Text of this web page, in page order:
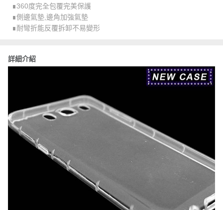
∎360度完全包覆完美保護
∎側邊氣墊,邊角加強氣墊
∎耐彎折能反覆拆卸不易變形
詳細介紹